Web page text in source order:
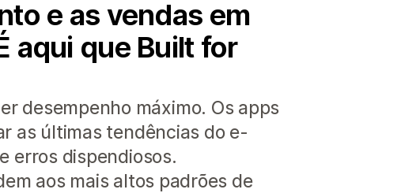
e as vendas em
aqui que Built for
desempenho máximo. Os apps
as últimas tendências do e-
erros dispendiosos.
aos mais altos padrões de